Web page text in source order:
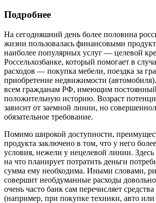
Подробнее
На сегодняшний день более половина
жизни пользовалась финансовыми
наиболее популярных услуг — целевой
Россельхозбанке, который помогает в
расходов — покупка мебели, поездка за
приобретение недвижимости
всем гражданам РФ, имеющим
положительную историю. Возраст
зависит от заемной линии, но
обязательное требование.
Помимо широкой доступности,
продукта заключено в том, что у него
условия, нежели у нецелевой линии. Здесь
на что планирует потратить деньги
сумма ему необходима. Иными словами,
совершит необдуманные расходы
очень часто банк сам перечисляет
(например, при покупке техники, авто